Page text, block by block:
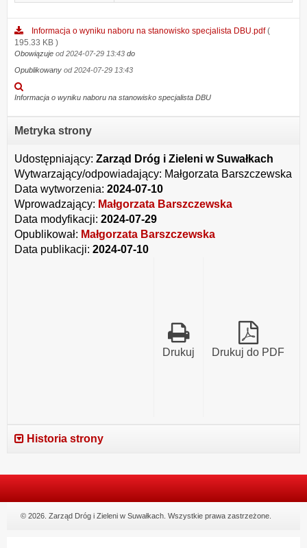
Informacja o wyniku naboru na stanowisko specjalista DBU.pdf (
195.33 KB )
Obowiązuje od 2024-07-29 13:43 do
Opublikowany od 2024-07-29 13:43
załącznika
wyniku
na
stanowisko
specjalista
DBU.pdf
Informacja o wyniku naboru na stanowisko specjalista DBU
Metryka strony
Udostępniający: Zarząd Dróg i Zieleni w Suwałkach
Wytwarzający/odpowiadający: Małgorzata Barszczewska
Data wytworzenia: 2024-07-10
Wprowadzający: Małgorzata Barszczewska
Data modyfikacji: 2024-07-29
Opublikował: Małgorzata Barszczewska
Data publikacji: 2024-07-10
Drukuj do PDF
Drukuj
Historia strony
© 2026. Zarząd Dróg i Zieleni w Suwałkach. Wszystkie prawa zastrzeżone.